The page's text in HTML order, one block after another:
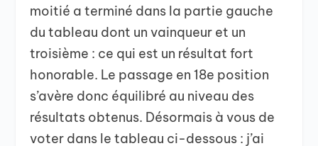
moitié a terminé dans la partie gauche
du tableau dont un vainqueur et un
troisième : ce qui est un résultat fort
honorable. Le passage en 18e position
s’avère donc équilibré au niveau des
résultats obtenus. Désormais à vous de
voter dans le tableau ci-dessous : j’ai